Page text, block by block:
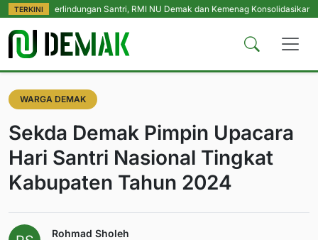
TERKINI Santri, RMI NU Demak dan Kemenag Konsolidasikan Pengasuh
WARGA DEMAK
Sekda Demak Pimpin Upacara
Hari Santri Nasional Tingkat
Kabupaten Tahun 2024
Rohmad Sholeh